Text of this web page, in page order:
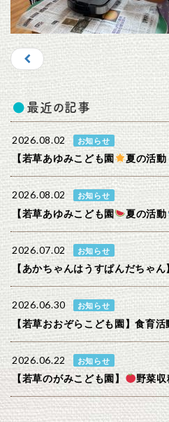
最近の記事
2026.08.02 お知らせ
【若草あゆみこども園 夏の活動
2026.08.02 お知らせ
【若草あゆみこども園 夏の活動
2026.07.02 お知らせ
【あかちゃんはうすぱんだちゃ
2026.06.30 お知らせ
【若草おおぞらこども園】食育
2026.06.22 お知らせ
【若草のがみこども園】 野菜収